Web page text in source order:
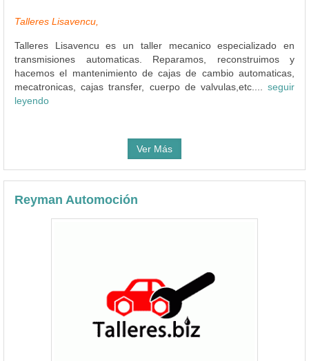
Talleres Lisavencu,
Talleres Lisavencu es un taller mecanico especializado en
transmisiones automaticas. Reparamos, reconstruimos y
hacemos el mantenimiento de cajas de cambio automaticas,
mecatronicas, cajas transfer, cuerpo de valvulas,etc.... seguir
leyendo
Ver Más
Reyman Automoción